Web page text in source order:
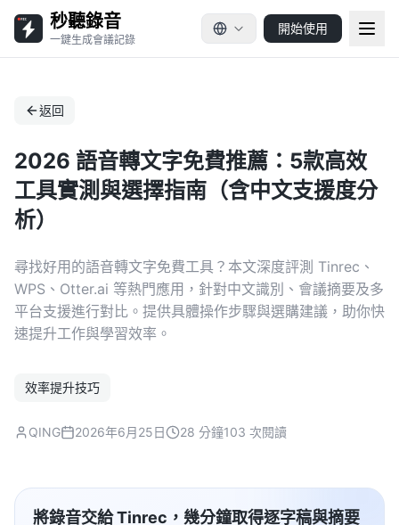
秒聽錄音
一鍵生成會議記錄
開始使用
返回
2026 語音轉文字免費推薦：5款高效
工具實測與選擇指南（含中文支援度分
析）
尋找好用的語音轉文字免費工具？本文深度評測 Tinrec、
WPS、Otter.ai 等熱門應用，針對中文識別、會議摘要及多
平台支援進行對比。提供具體操作步驟與選購建議，助你快
速提升工作與學習效率。
效率提升技巧
QING 2026年6月25日 28 分鐘103 次閱讀
將錄音交給 Tinrec，幾分鐘取得逐字稿與摘要